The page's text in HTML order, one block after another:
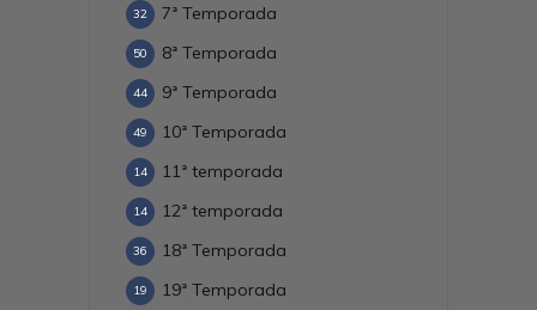
7ª Temporada
32
8ª Temporada
50
9ª Temporada
44
10ª Temporada
49
11ª temporada
14
12ª temporada
14
18ª Temporada
36
19ª Temporada
19